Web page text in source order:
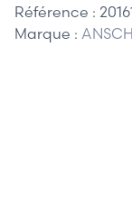
Référence :
Marque :